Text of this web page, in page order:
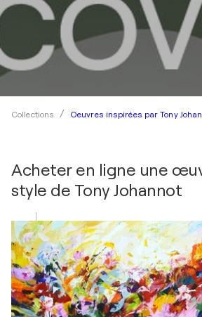
Collections Oeuvres inspirées par Tony
Acheter en ligne une
style de Tony Johannot